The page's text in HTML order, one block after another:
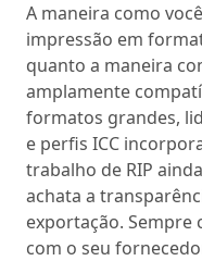
A maneira como você
impressão em
quanto a maneira
amplamente
formatos grandes,
e perfis ICC
trabalho de RIP
achata a
exportação.
com o seu